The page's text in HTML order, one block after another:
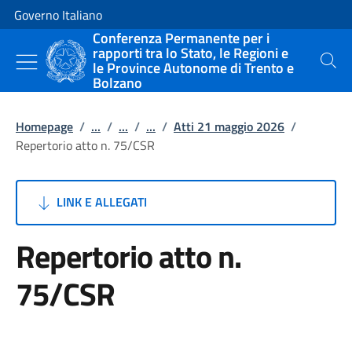
Vai al contenuto
Vai alla navigazione del sito
Governo Italiano
Conferenza Permanente per i
rapporti tra lo Stato, le Regioni e
le Province Autonome di Trento e
Bolzano
Cerca
Homepage / ... / ... / ... / Atti 21 maggio 2026 /
Repertorio atto n. 75/CSR
LINK E ALLEGATI
Repertorio atto n.
75/CSR